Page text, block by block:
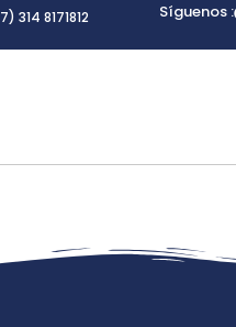
314 8171812 Síguenos :